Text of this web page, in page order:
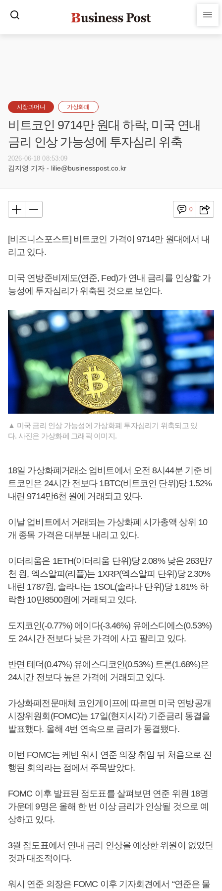
시장과머니 가상화폐
비트코인 9714만 원대 하락, 미국 연내
금리 인상 가능성에 투자심리 위축
2026-06-18 08:53:09
김지영 기자 - lilie@businesspost.co.kr
0
[비즈니스포스트] 비트코인 가격이 9714만 원대에서 내
리고 있다.
미국 연방준비제도(연준, Fed)가 연내 금리를 인상할 가
능성에 투자심리가 위축된 것으로 보인다.
▲ 미국 금리 인상 가능성에 가상화폐 투자심리기 위축되고 있
다. 사진은 가상화폐 그래픽 이미지.
18일 가상화폐거래소 업비트에서 오전 8시44분 기준 비
트코인은 24시간 전보다 1BTC(비트코인 단위)당 1.52%
내린 9714만6천 원에 거래되고 있다.
이날 업비트에서 거래되는 가상화폐 시가총액 상위 10
개 종목 가격은 대부분 내리고 있다.
이더리움은 1ETH(이더리움 단위)당 2.08% 낮은 263만7
천 원, 엑스알피(리플)는 1XRP(엑스알피 단위)당 2.30%
내린 1787원, 솔라나는 1SOL(솔라나 단위)당 1.81% 하
락한 10만8500원에 거래되고 있다.
도지코인(-0.77%) 에이다(-3.46%) 유에스디에스(0.53%)
도 24시간 전보다 낮은 가격에 사고 팔리고 있다.
반면 테더(0.47%) 유에스디코인(0.53%) 트론(1.68%)은
24시간 전보다 높은 가격에 거래되고 있다.
가상화폐전문매체 코인게이프에 따르면 미국 연방공개
시장위원회(FOMC)는 17일(현지시각) 기준금리 동결을
발표했다. 올해 4번 연속으로 금리가 동결됐다.
이번 FOMC는 케빈 워시 연준 의장 취임 뒤 처음으로 진
행된 회의라는 점에서 주목받았다.
FOMC 이후 발표된 점도표를 살펴보면 연준 위원 18명
가운데 9명은 올해 한 번 이상 금리가 인상될 것으로 예
상하고 있다.
3월 점도표에서 연내 금리 인상을 예상한 위원이 없었던
것과 대조적이다.
워시 연준 의장은 FOMC 이후 기자회견에서 “연준은 물